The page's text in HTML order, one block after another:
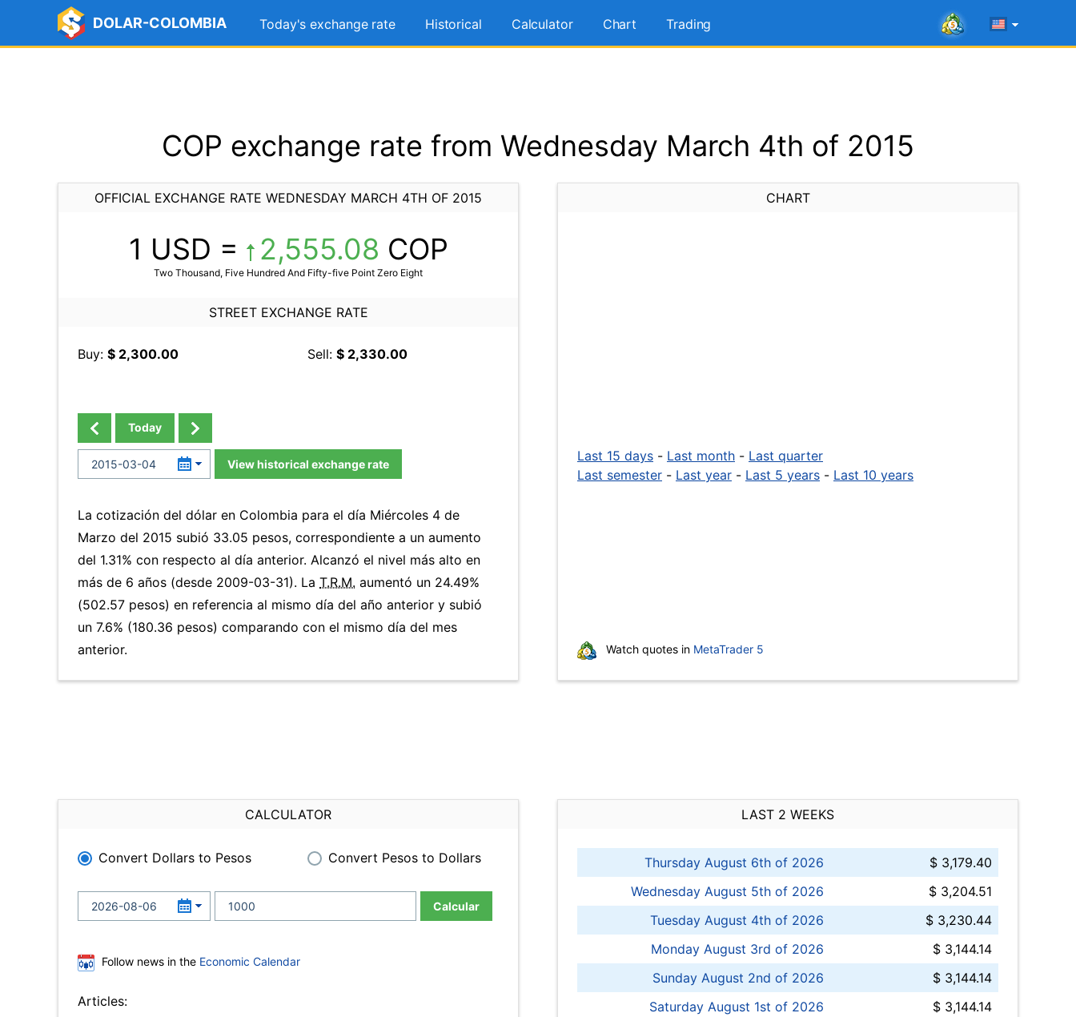
DOLAR-COLOMBIA Today's exchange rate Historical Calculator Chart Trading
COP exchange rate from Wednesday March 4th of 2015
OFFICIAL EXCHANGE RATE WEDNESDAY MARCH 4TH OF 2015
1 USD = 2,555.08 COP
Two Thousand, Five Hundred And Fifty-five Point Zero Eight
STREET EXCHANGE RATE
Buy: $ 2,300.00 Sell: $ 2,330.00
Today
View historical exchange rate
La cotización del dólar en Colombia para el día Miércoles 4 de
Marzo del 2015 subió 33.05 pesos, correspondiente a un aumento
del 1.31% con respecto al día anterior. Alcanzó el nivel más alto en
más de 6 años (desde 2009-03-31). La T.R.M. aumentó un 24.49%
(502.57 pesos) en referencia al mismo día del año anterior y subió
un 7.6% (180.36 pesos) comparando con el mismo día del mes
anterior.
CHART
Last 15 days - Last month - Last quarter
Last semester - Last year - Last 5 years - Last 10 years
Watch quotes in MetaTrader 5
CALCULATOR
Convert Dollars to Pesos Convert Pesos to Dollars
Calcular
Follow news in the Economic Calendar
Articles:
LAST 2 WEEKS
Thursday August 6th of 2026
$ 3,179.40
Wednesday August 5th of 2026
$ 3,204.51
Tuesday August 4th of 2026
$ 3,230.44
Monday August 3rd of 2026
$ 3,144.14
Sunday August 2nd of 2026
$ 3,144.14
Saturday August 1st of 2026
$ 3,144.14